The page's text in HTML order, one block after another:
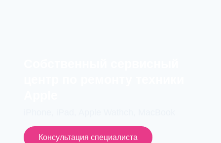
Консультация специалиста